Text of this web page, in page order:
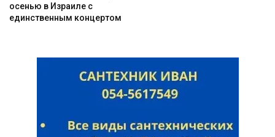
осенью в Израиле с
единственным концертом